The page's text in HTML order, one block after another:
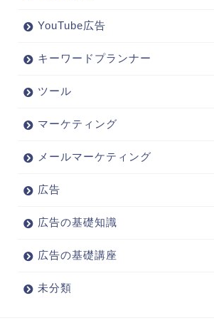
YouTube広告
キーワードプランナー
ツール
マーケティング
メールマーケティング
広告
広告の基礎知識
広告の基礎講座
未分類